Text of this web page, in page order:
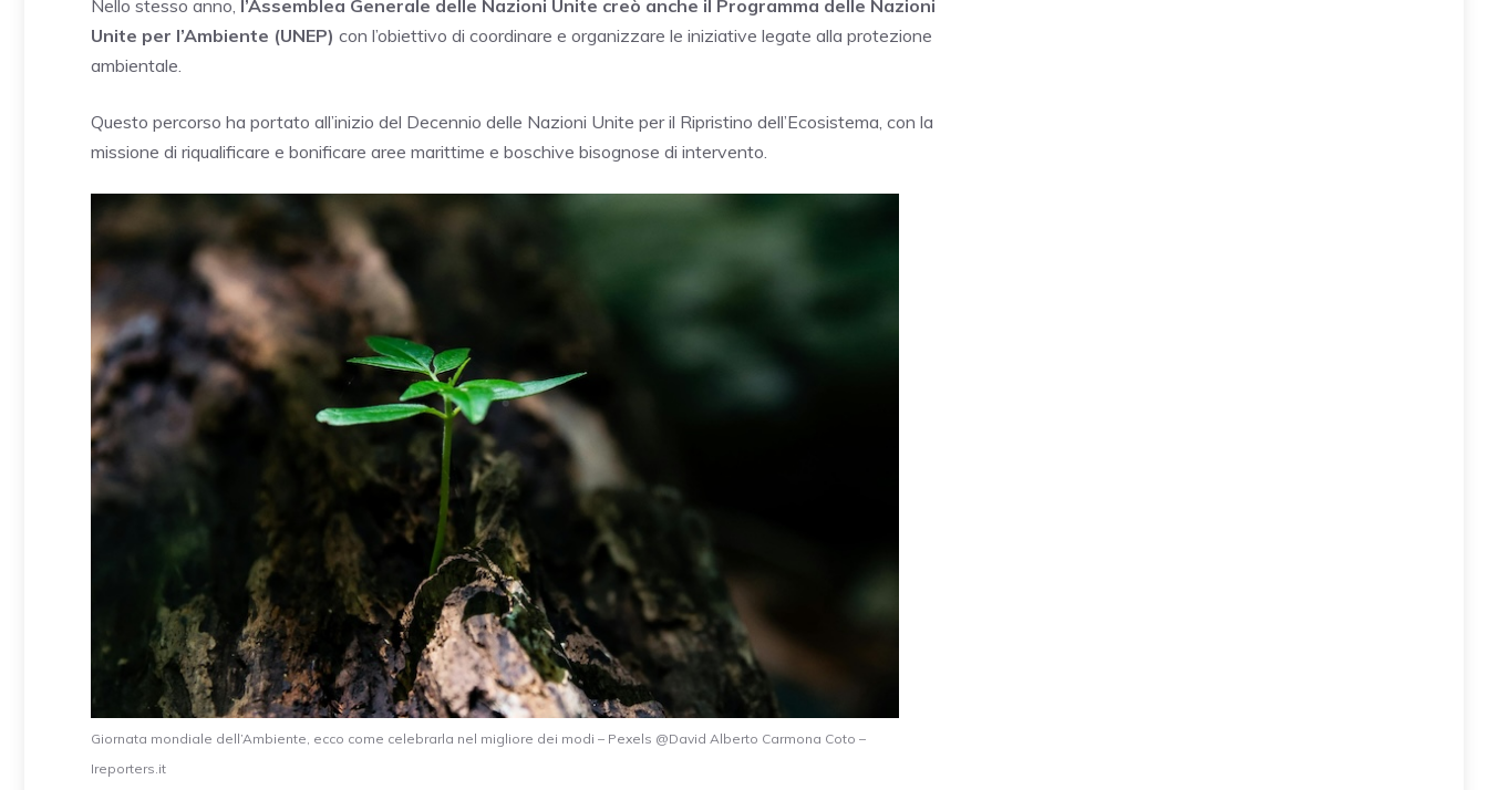
Nello stesso anno, l’Assemblea Generale delle Nazioni Unite creò anche il Programma delle Nazioni
Unite per l’Ambiente (UNEP) con l’obiettivo di coordinare e organizzare le iniziative legate alla protezione
ambientale.
Questo percorso ha portato all’inizio del Decennio delle Nazioni Unite per il Ripristino dell’Ecosistema, con la
missione di riqualificare e bonificare aree marittime e boschive bisognose di intervento.
Giornata mondiale dell’Ambiente, ecco come celebrarla nel migliore dei modi – Pexels @David Alberto Carmona Coto –
Ireporters.it